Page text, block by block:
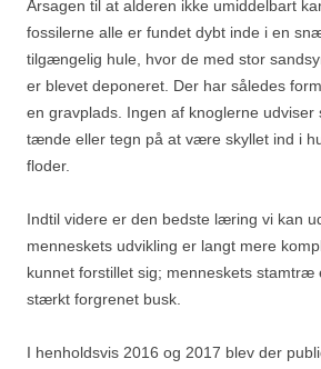
Årsagen til at alderen ikke umiddelbart
fossilerne alle er fundet dybt inde i en
tilgængelig hule, hvor de med stor
er blevet deponeret. Der har således
en gravplads. Ingen af knoglerne udviser
tænde eller tegn på at være skyllet ind i
floder.
Indtil videre er den bedste læring vi kan
menneskets udvikling er langt mere
kunnet forstillet sig; menneskets stamtræ
stærkt forgrenet busk.
I henholdsvis 2016 og 2017 blev der